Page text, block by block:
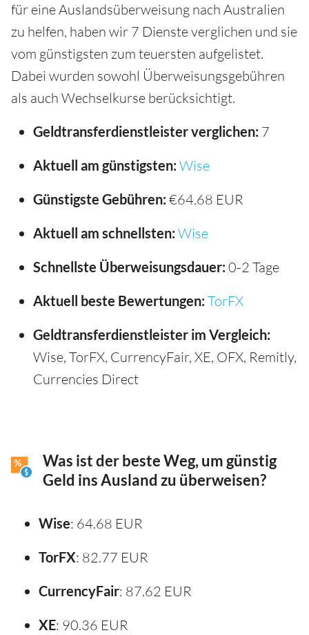
für eine Auslandsüberweisung nach Australien
zu helfen, haben wir 7 Dienste verglichen und sie
vom günstigsten zum teuersten aufgelistet.
Dabei wurden sowohl Überweisungsgebühren
als auch Wechselkurse berücksichtigt.
Geldtransferdienstleister verglichen: 7
Aktuell am günstigsten: Wise
Günstigste Gebühren: €64.68 EUR
Aktuell am schnellsten: Wise
Schnellste Überweisungsdauer: 0-2 Tage
Aktuell beste Bewertungen: TorFX
Geldtransferdienstleister im Vergleich:
Wise, TorFX, CurrencyFair, XE, OFX, Remitly,
Currencies Direct
Was ist der beste Weg, um günstig
Geld ins Ausland zu überweisen?
Wise: 64.68 EUR
TorFX: 82.77 EUR
CurrencyFair: 87.62 EUR
XE: 90.36 EUR